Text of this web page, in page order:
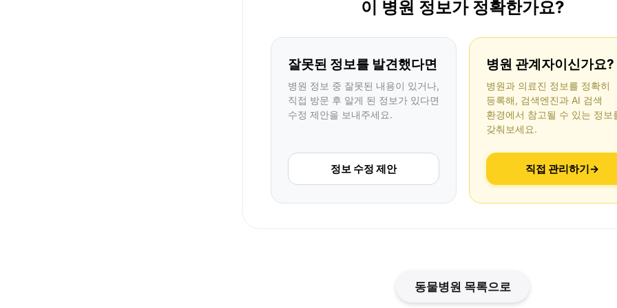
이 병원 정보가 정확한가요?
잘못된 정보를 발견했다면
병원 정보 중 잘못된 내용이 있거나,
직접 방문 후 알게 된 정보가 있다면
수정 제안을 보내주세요.
정보 수정 제안
병원 관계자이신가요?
병원과 의료진 정보를 정확히
등록해, 검색엔진과 AI 검색
환경에서 참고될 수 있는 정보
갖춰보세요.
직접 관리하기→
동물병원 목록으로